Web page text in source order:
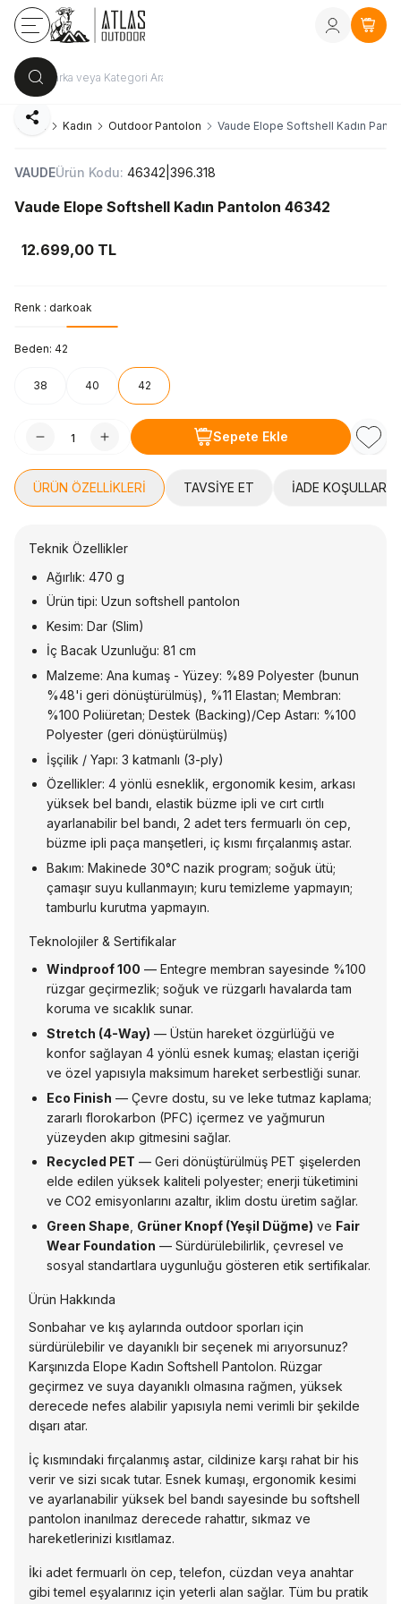
Kayıt Ol veya
Giyim Kadın Outdoor Pantolon Vaude Elope Softshell Kadın
Paylaş
VAUDEÜrün Kodu: 46342|396.318
Vaude Elope Softshell Kadın Pantolon 46342
12.699,00 TL
Renk : darkoak
Beden: 42
38 40 42
Sepete Ekle
ÜRÜN ÖZELLIKLERI TAVSIYE ET İADE KOŞULLARI
Teknik Özellikler
Ağırlık: 470 g
Ürün tipi: Uzun softshell pantolon
Kesim: Dar (Slim)
İç Bacak Uzunluğu: 81 cm
Malzeme: Ana kumaş - Yüzey: %89 Polyester (bunun
%48'i geri dönüştürülmüş), %11 Elastan; Membran:
%100 Poliüretan; Destek (Backing)/Cep Astarı: %100
Polyester (geri dönüştürülmüş)
İşçilik / Yapı: 3 katmanlı (3-ply)
Özellikler: 4 yönlü esneklik, ergonomik kesim, arkası
yüksek bel bandı, elastik büzme ipli ve cırt cırtlı
ayarlanabilir bel bandı, 2 adet ters fermuarlı ön cep,
büzme ipli paça manşetleri, iç kısmı fırçalanmış astar.
Bakım: Makinede 30°C nazik program; soğuk ütü;
çamaşır suyu kullanmayın; kuru temizleme yapmayın;
tamburlu kurutma yapmayın.
Teknolojiler & Sertifikalar
Windproof 100 — Entegre membran sayesinde %100
rüzgar geçirmezlik; soğuk ve rüzgarlı havalarda tam
koruma ve sıcaklık sunar.
Stretch (4-Way) — Üstün hareket özgürlüğü ve
konfor sağlayan 4 yönlü esnek kumaş; elastan içeriği
ve özel yapısıyla maksimum hareket serbestliği sunar.
Eco Finish — Çevre dostu, su ve leke tutmaz kaplama;
zararlı florokarbon (PFC) içermez ve yağmurun
yüzeyden akıp gitmesini sağlar.
Recycled PET — Geri dönüştürülmüş PET şişelerden
elde edilen yüksek kaliteli polyester; enerji tüketimini
ve CO2 emisyonlarını azaltır, iklim dostu üretim sağlar.
Green Shape Grüner Knopf (Yeşil Düğme) ve Fair
Wear Foundation — Sürdürülebilirlik, çevresel ve
sosyal standartlara uygunluğu gösteren etik sertifikalar.
Ürün Hakkında
Sonbahar ve kış aylarında outdoor sporları için
sürdürülebilir ve dayanıklı bir seçenek mi arıyorsunuz?
Karşınızda Elope Kadın Softshell Pantolon. Rüzgar
geçirmez ve suya dayanıklı olmasına rağmen, yüksek
derecede nefes alabilir yapısıyla nemi verimli bir şekilde
dışarı atar.
İç kısmındaki fırçalanmış astar, cildinize karşı rahat bir his
verir ve sizi sıcak tutar. Esnek kumaşı, ergonomik kesimi
ve ayarlanabilir yüksek bel bandı sayesinde bu softshell
pantolon inanılmaz derecede rahattır, sıkmaz ve
hareketlerinizi kısıtlamaz.
İki adet fermuarlı ön cep, telefon, cüzdan veya anahtar
gibi temel eşyalarınız için yeterli alan sağlar. Tüm bu pratik